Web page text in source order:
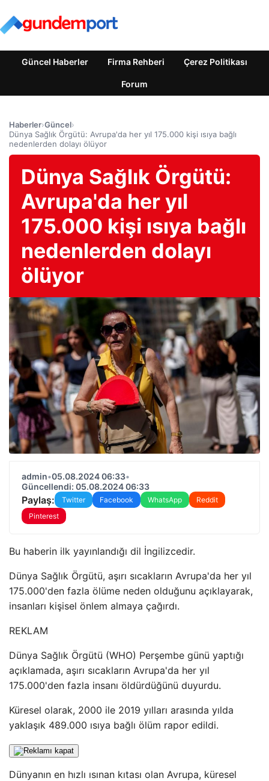
Güncel Haberler Firma Rehberi Çerez Politikası
Forum
Haberler›Güncel›
Dünya Sağlık Örgütü: Avrupa'da her yıl 175.000 kişi ısıya bağlı
nedenlerden dolayı ölüyor
Dünya Sağlık Örgütü:
Avrupa'da her yıl
175.000 kişi ısıya bağlı
nedenlerden dolayı
ölüyor
admin•05.08.2024 06:33•
Güncellendi: 05.08.2024 06:33
Paylaş: Twitter Facebook WhatsApp
Reddit
Pinterest
Bu haberin ilk yayınlandığı dil İngilizcedir.
Dünya Sağlık Örgütü, aşırı sıcakların Avrupa'da her yıl
175.000'den fazla ölüme neden olduğunu açıklayarak,
insanları kişisel önlem almaya çağırdı.
REKLAM
Dünya Sağlık Örgütü (WHO) Perşembe günü yaptığı
açıklamada, aşırı sıcakların Avrupa'da her yıl
175.000'den fazla insanı öldürdüğünü duyurdu.
Küresel olarak, 2000 ile 2019 yılları arasında yılda
yaklaşık 489.000 ısıya bağlı ölüm rapor edildi.
Dünyanın en hızlı ısınan kıtası olan Avrupa, küresel